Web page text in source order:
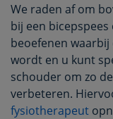
We raden af om
bij een
beoefenen
wordt en u kunt
schouder om zo
verbeteren.
fysiotherapeut